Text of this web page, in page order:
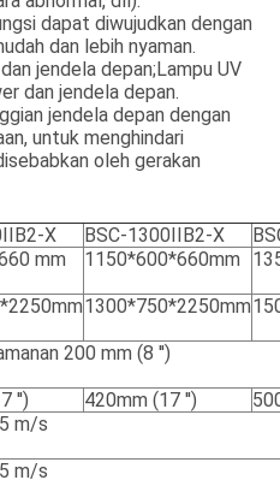
dapat diwujudkan dengan
dan lebih nyaman.
jendela depan;Lampu UV
dan jendela depan.
jendela depan dengan
untuk menghindari
oleh gerakan
X BSC-1300IIB2-X
mm 1150*600*660mm
1300*750*2250mm
200 mm (8 '')
'') 420mm (17 '')
m/s
m/s